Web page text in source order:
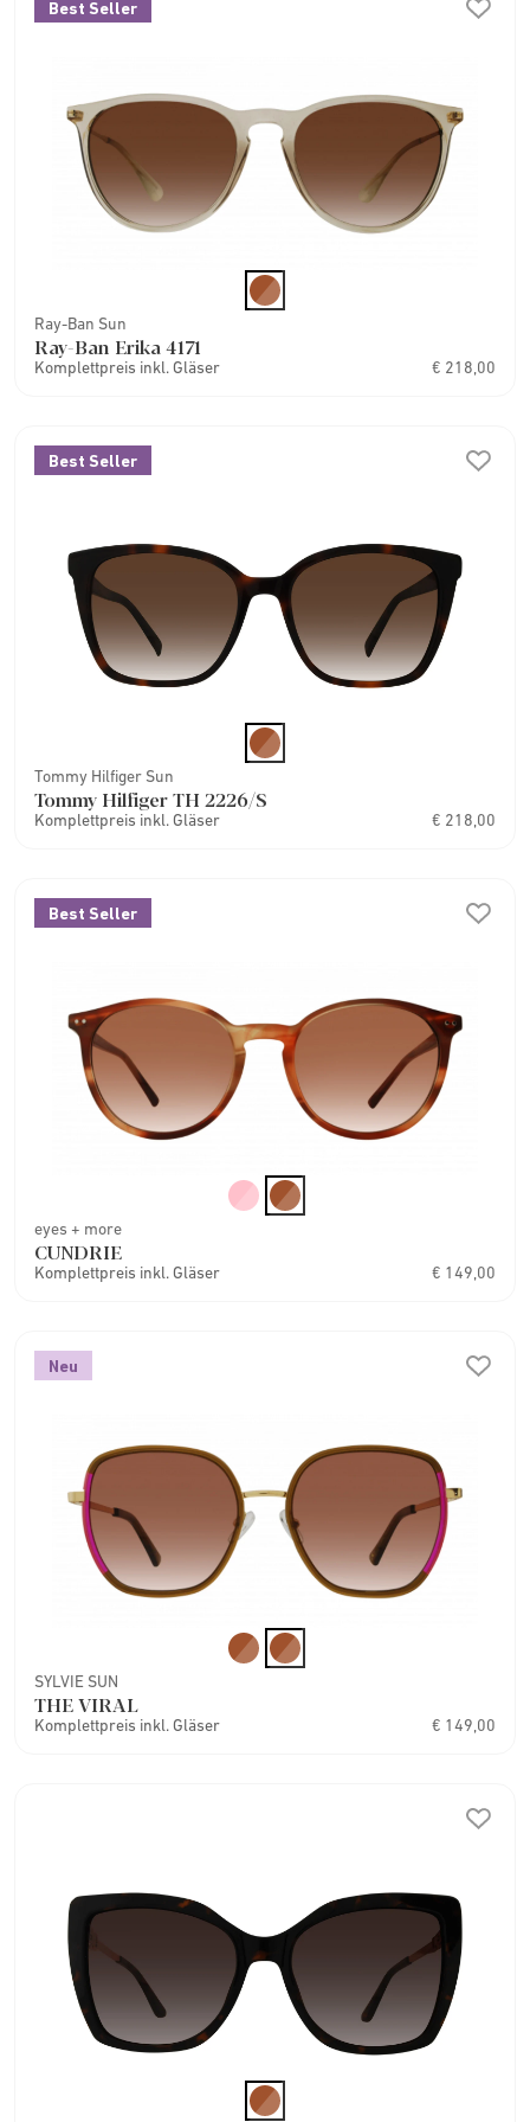
Best Seller
Ray-Ban Sun
Ray-Ban Erika 4171
Komplettpreis inkl. Gläser € 218,00
Best Seller
Tommy Hilfiger Sun
Tommy Hilfiger TH 2226/S
Komplettpreis inkl. Gläser € 218,00
Best Seller
eyes + more
CUNDRIE
Komplettpreis inkl. Gläser € 149,00
Neu
SYLVIE SUN
THE VIRAL
Komplettpreis inkl. Gläser € 149,00